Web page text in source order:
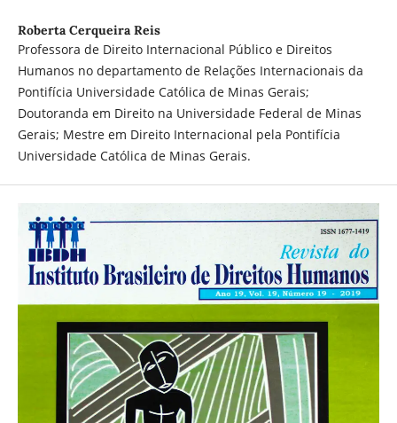
Roberta Cerqueira Reis
Professora de Direito Internacional Público e Direitos
Humanos no departamento de Relações Internacionais da
Pontifícia Universidade Católica de Minas Gerais;
Doutoranda em Direito na Universidade Federal de Minas
Gerais; Mestre em Direito Internacional pela Pontifícia
Universidade Católica de Minas Gerais.